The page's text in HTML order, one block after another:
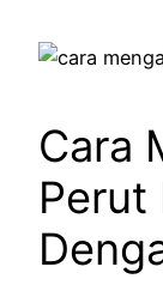
Cara
Perut